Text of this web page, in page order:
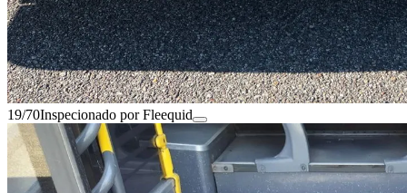
19/70Inspecionado por Fleequid